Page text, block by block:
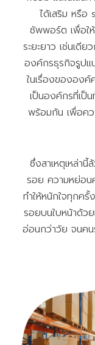
ได้เสริม หรื
ซัพพอร์ต เพื่อใ
ระยะยาว เช่นเดี
องค์กรธุรกิจรูปแ
ในเรื่องขององค์
เป็นองค์กรที่เป็
พร้อมกัน เพื่อคว
ซึ่งสาเหตุเหล่านี้
รอย ความหย่อน
ทำให้หนักใจทุกค
รอยบนใบหน้าด้ว
อ่อนกว่าวัย จนคน